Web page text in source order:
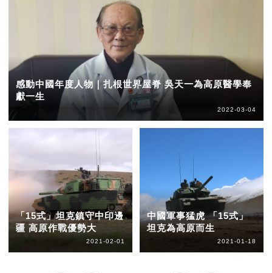
感動中國年度人物｜扎根世界屋脊 吳天一為高原醫學奉
獻一生
2022-03-04
「15式」坦克鎮守中印邊
疆 高原作戰優勢大
2021-02-01
中國軍事猛虎 「15式」
坦克為高原而生
2021-01-18